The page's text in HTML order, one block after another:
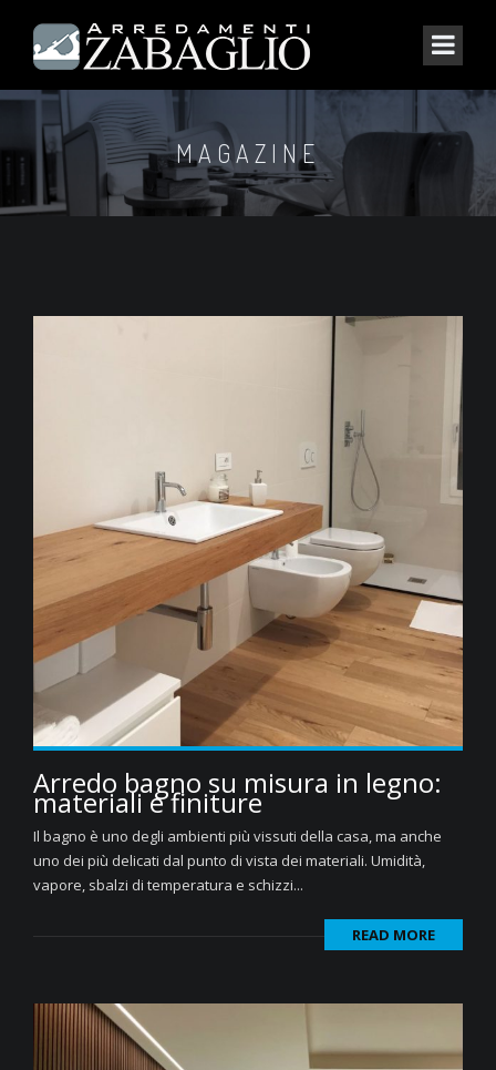
MAGAZINE
Arredo bagno su misura in legno:
materiali e finiture
Il bagno è uno degli ambienti più vissuti della casa, ma anche
uno dei più delicati dal punto di vista dei materiali. Umidità,
vapore, sbalzi di temperatura e schizzi...
READ MORE